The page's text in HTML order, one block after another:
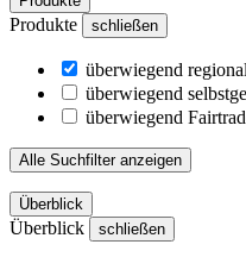
Produkte schließen
überwiegend
überwiegend
überwiegend
Alle Suchfilter anzeigen
Überblick
Überblick schließen